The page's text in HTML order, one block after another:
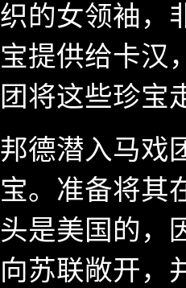
织的女领袖，
宝提供给卡汉
团将这些珍宝
邦德潜入马戏
宝。准备将其
头是美国的，
向苏联敞开，